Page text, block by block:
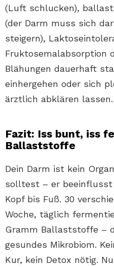
(Luft schlucken),
(der Darm muss sich
steigern),
Fruktosemalabsorption
Blähungen dauerhaft
einhergehen oder sich
ärztlich abklären lassen.
Fazit: Iss bunt, iss
Ballaststoffe
Dein Darm ist kein
solltest – er beeinflusst
Kopf bis Fuß. 30
Woche, täglich
Gramm Ballaststoffe –
gesundes Mikrobiom.
Kur, kein Detox nötig.